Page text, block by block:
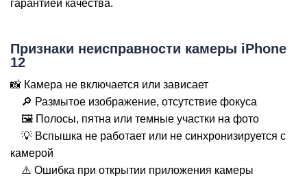
гарантией качества.
Признаки неисправности камеры iPhone
12
📸 Камера не включается или зависает
🔎 Размытое изображение, отсутствие фокуса
🖼️ Полосы, пятна или темные участки на фото
💡 Вспышка не работает или не синхронизируется с
камерой
⚠️ Ошибка при открытии приложения камеры